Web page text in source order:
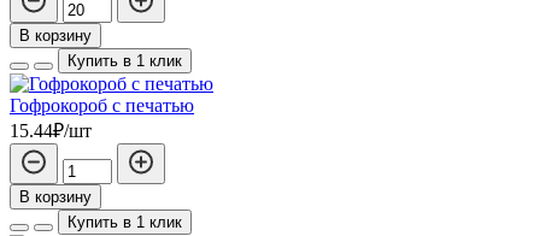
В корзину
Купить в 1 клик
Гофрокороб с печатью
15.44₽/шт
В корзину
Купить в 1 клик